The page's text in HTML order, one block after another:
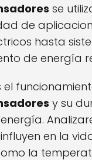
se
de
hasta
de energía
el
y su
en la
la